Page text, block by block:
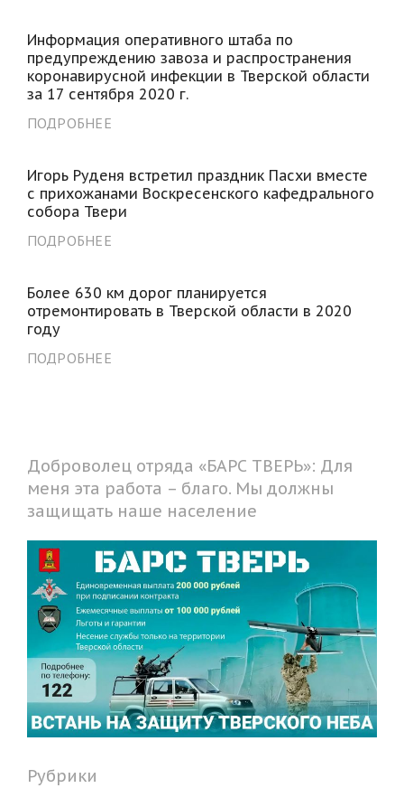
Информация оперативного штаба по
предупреждению завоза и распространения
коронавирусной инфекции в Тверской области
за 17 сентября 2020 г.
ПОДРОБНЕЕ
Игорь Руденя встретил праздник Пасхи вместе
с прихожанами Воскресенского кафедрального
собора Твери
ПОДРОБНЕЕ
Более 630 км дорог планируется
отремонтировать в Тверской области в 2020
году
ПОДРОБНЕЕ
Доброволец отряда «БАРС ТВЕРЬ»: Для
меня эта работа – благо. Мы должны
защищать наше население
Рубрики